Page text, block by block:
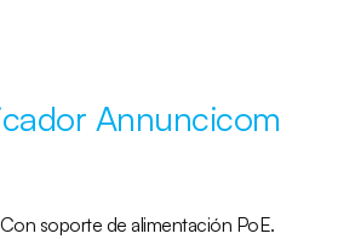
Annuncicom
soporte de alimentación PoE.